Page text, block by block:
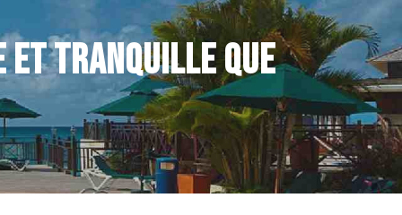
et tranquille que